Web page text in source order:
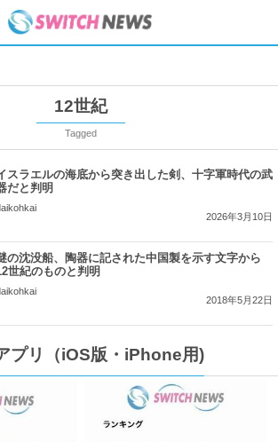
12世紀
Tagged
スラエルの海底から突き出した剣、十字軍時代の武
だと判明
2026年3月10日
の沈没船、陶器に記された中国製を示す文字から
世紀のものと判明
2018年5月22日
プリ（iOS版・iPhone用)